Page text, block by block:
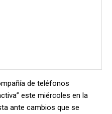
de teléfonos
este miércoles en la
ante cambios que se